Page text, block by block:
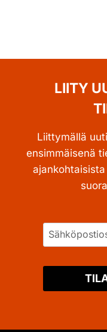
LIITY
Liittymällä
ensimmäisenä